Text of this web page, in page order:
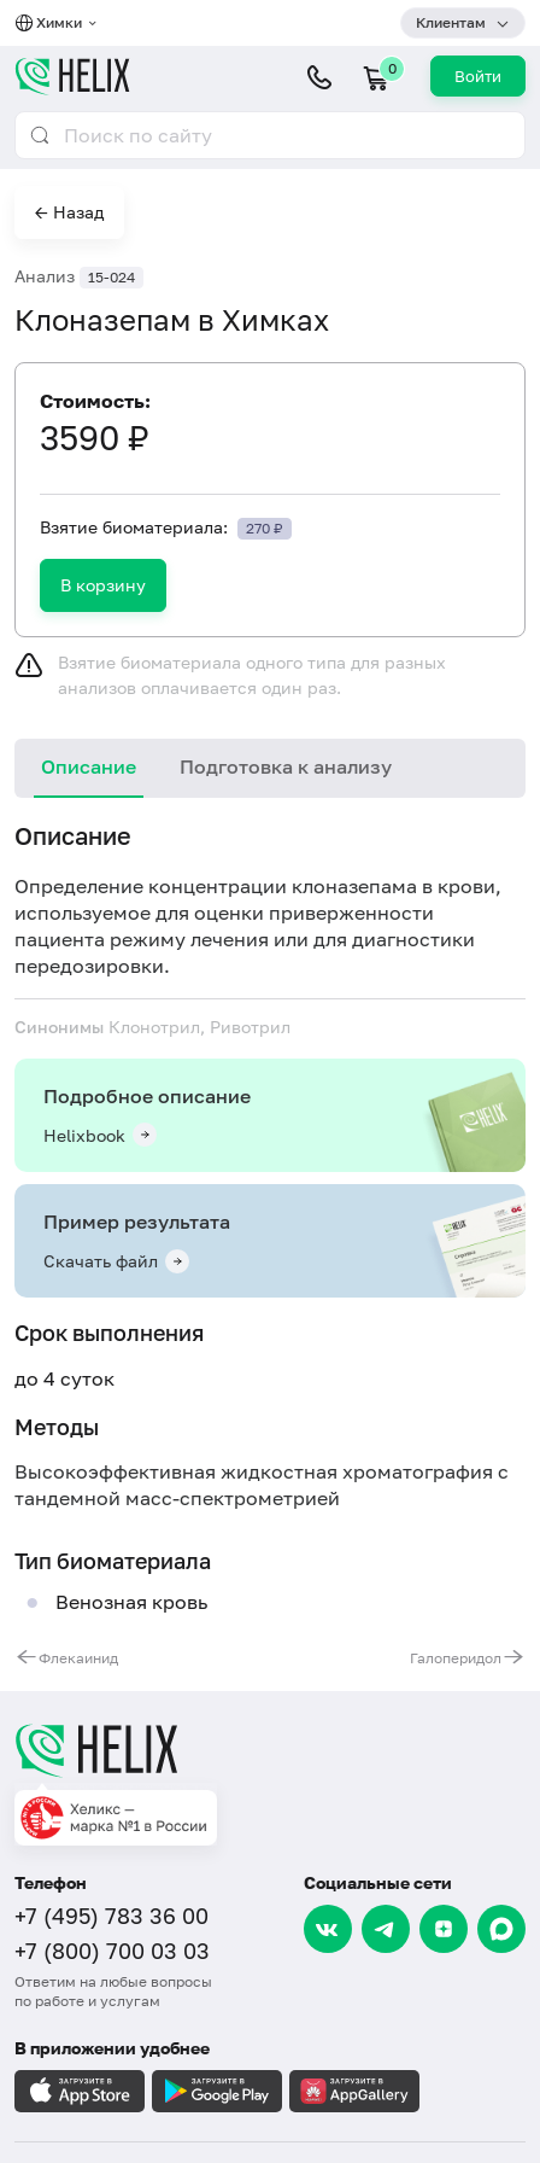
Химки Клиентам
0 Войти
← Назад
Анализ 15-024
Клоназепам в Химках
Стоимость:
3590 ₽
Взятие биоматериала: 270 ₽
В корзину
Взятие биоматериала одного типа для разных
анализов оплачивается один раз.
Описание Подготовка к анализу
Описание
Определение концентрации клоназепама в крови,
используемое для оценки приверженности
пациента режиму лечения или для диагностики
передозировки.
Синонимы Клонотрил, Ривотрил
Подробное описание
Helixbook
Пример результата
Скачать файл
Срок выполнения
до 4 суток
Методы
Высокоэффективная жидкостная хроматография с
тандемной масс-спектрометрией
Тип биоматериала
Венозная кровь
Флекаинид Галоперидол
Телефон
+7 (495) 783 36 00
+7 (800) 700 03 03
Ответим на любые вопросы
по работе и услугам
Социальные сети
В приложении удобнее